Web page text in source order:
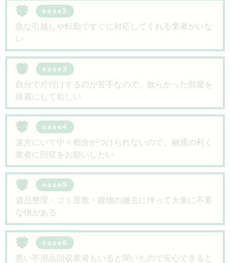
case2
急な引越しや転勤ですぐに対応してくれる業者がいな
い
case3
自分で片付けするのが苦手なので、散らかった部屋を
綺麗にして欲しい
case4
遠方にいて中々都合がつけられないので、融通の利く
業者に回収をお願いしたい
case5
遺品整理・ゴミ屋敷・建物の撤去に伴って大量に不要
な物がある
case6
悪い不用品回収業者もいると聞いたので安心できると